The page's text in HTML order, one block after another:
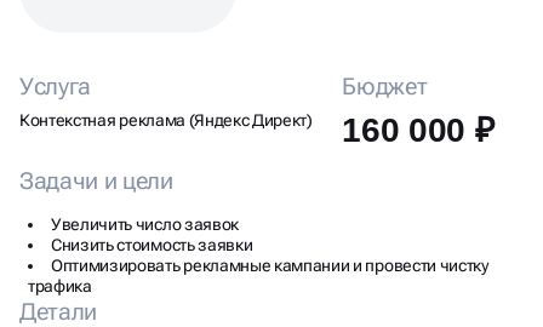
Услуга
Контекстная реклама (Яндекс Директ)
Бюджет
160 000 ₽
Задачи и цели
Увеличить число заявок
Снизить стоимость заявки
Оптимизировать рекламные кампании и провести чистку
трафика
Детали